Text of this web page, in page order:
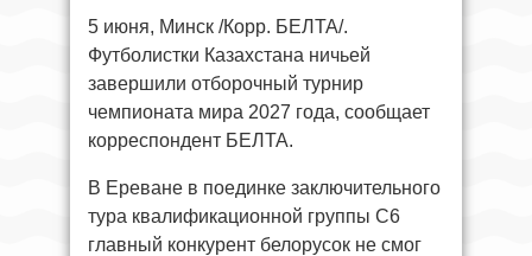
5 июня, Минск /Корр. БЕЛТА/.
Футболистки Казахстана ничьей
завершили отборочный турнир
чемпионата мира 2027 года, сообщает
корреспондент БЕЛТА.
В Ереване в поединке заключительного
тура квалификационной группы C6
главный конкурент белорусок не смог